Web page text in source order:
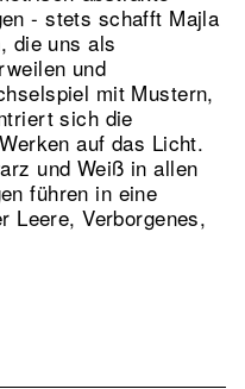
- stets schafft Majla
die uns als
und
mit Mustern,
sich die
auf das Licht.
und Weiß in allen
führen in eine
Leere, Verborgenes,